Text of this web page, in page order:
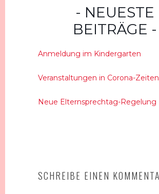
NEUESTE
BEITRÄGE
Anmeldung im Kindergarten
Veranstaltungen in Corona-Zeiten
Neue Elternsprechtag-Regelung
SCHREIBE EINEN